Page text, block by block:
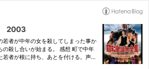
2003
が中年の女を殺してしまった事か
の殺し合いが始まる。 感想 町で中年
者が根に持ち、あとを付ける。声を